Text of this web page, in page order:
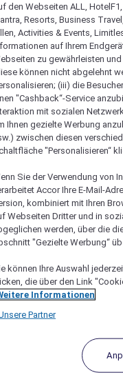
den Webseiten ALL,
Resorts, Business
Activities & Events,
auf Ihrem
zu gewährleisten
können nicht abgelehnt
(iii) die
"Cashback“-Service
mit sozialen
Ihnen gezielte Werbung
zwischen diesen
"Personalisieren“
Sie der Verwendung von
Accor Ihre E-Mail-
kombiniert mit Ihren
Webseiten Dritter und in
werden, über die
"Gezielte Werbung“
können Ihre Auswahl
die über den Link
Informationen
Partner